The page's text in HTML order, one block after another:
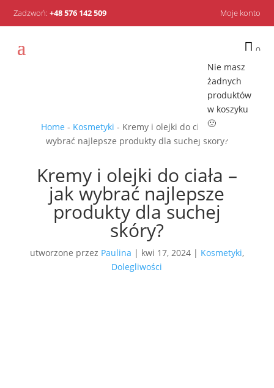
Zadzwoń:+48 576 142 509 Moje konto
 0
Nie masz
żadnych
produktów
w koszyku
🙁
Home - Kosmetyki - Kremy i olejki do ciała – jak
wybrać najlepsze produkty dla suchej skóry?
Kremy i olejki do ciała –
jak wybrać najlepsze
produkty dla suchej
skóry?
utworzone przez Paulina | kwi 17, 2024| Kosmetyki,
Dolegliwości